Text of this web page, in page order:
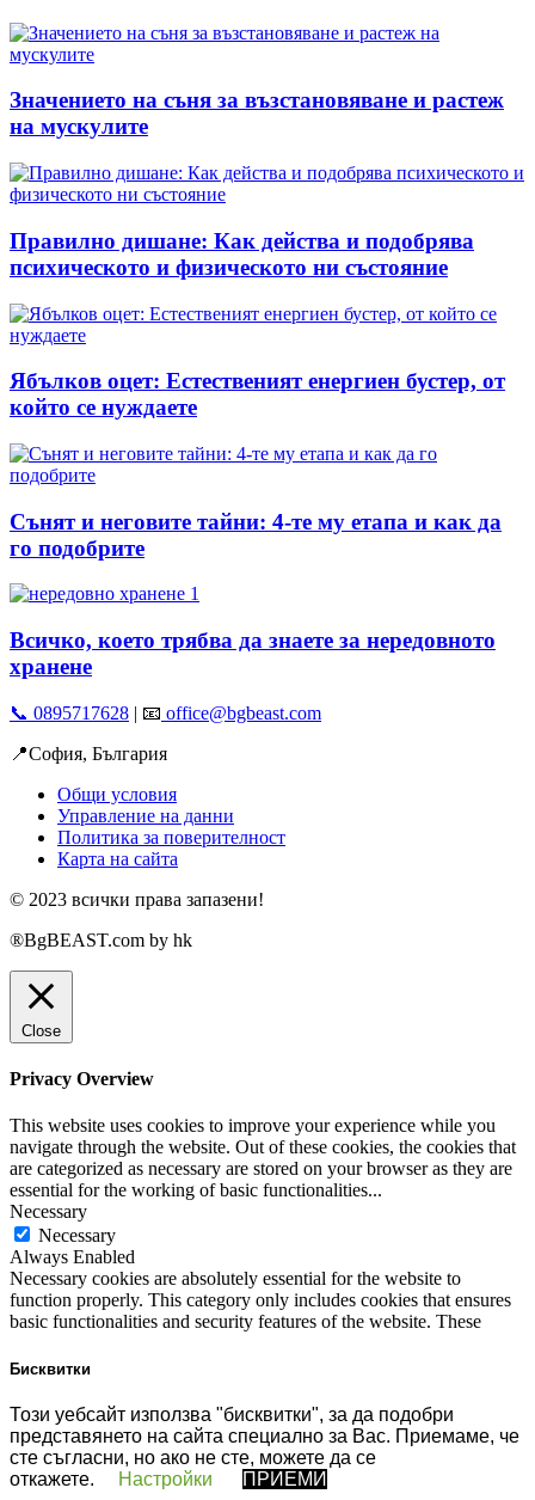
Значението на съня за възстановяване и растеж
на мускулите
Правилно дишане: Как действа и подобрява
психическото и физическото ни състояние
Ябълков оцет: Естественият енергиен бустер, от
който се нуждаете
Сънят и неговите тайни: 4-те му етапа и как да
го подобрите
Всичко, което трябва да знаете за нередовното
хранене
📞 0895717628 | 📧 office@bgbeast.com
📍София, България
Общи условия
Управление на данни
Политика за поверителност
Карта на сайта
© 2023 всички права запазени!
®BgBEAST.com by hk
Бисквитки
Този уебсайт използва "бисквитки", за да подобри
представянето на сайта специално за Вас. Приемаме, че
сте съгласни, но ако не сте, можете да се
откажете.
Настройки ПРИЕМИ
Close
Privacy Overview
This website uses cookies to improve your experience while you
navigate through the website. Out of these cookies, the cookies that
are categorized as necessary are stored on your browser as they are
essential for the working of basic functionalities...
Necessary
Necessary
Always Enabled
Necessary cookies are absolutely essential for the website to
function properly. This category only includes cookies that ensures
basic functionalities and security features of the website. These
Non-necessary
Any cookies that may not be particularly necessary for the website
to function and is used specifically to collect user personal data via
analytics, ads, other embedded contents are termed as non-necessary
cookies. It is mandatory to procure user consent prior to running